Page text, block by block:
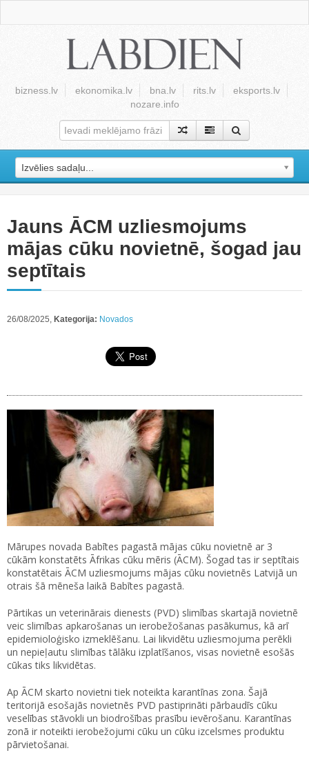
bizness.lv ekonomika.lv bna.lv rits.lv
eksports.lv
nozare.info
Izvēlies sadaļu...
Jauns ĀCM uzliesmojums
mājas cūku novietnē, šogad jau
septītais
26/08/2025, Kategorija: Novados
Mārupes novada Babītes pagastā mājas cūku novietnē ar 3
cūkām konstatēts Āfrikas cūku mēris (ĀCM). Šogad tas ir septītais
konstatētais ĀCM uzliesmojums mājas cūku novietnēs Latvijā un
otrais šā mēneša laikā Babītes pagastā.
Pārtikas un veterinārais dienests (PVD) slimības skartajā novietnē
veic slimības apkarošanas un ierobežošanas pasākumus, kā arī
epidemioloģisko izmeklēšanu. Lai likvidētu uzliesmojuma perēkli
un nepieļautu slimības tālāku izplatīšanos, visas novietnē esošās
cūkas tiks likvidētas.
Ap ĀCM skarto novietni tiek noteikta karantīnas zona. Šajā
teritorijā esošajās novietnēs PVD pastiprināti pārbaudīs cūku
veselības stāvokli un biodrošības prasību ievērošanu. Karantīnas
zonā ir noteikti ierobežojumi cūku un cūku izcelsmes produktu
pārvietošanai.